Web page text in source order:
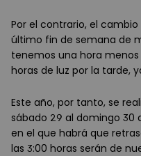
Por el contrario, el
último fin de semana de
tenemos una hora
horas de luz por la tarde,
Este año, por tanto, se
sábado 29 al domingo
en el que habrá que
las 3:00 horas serán de